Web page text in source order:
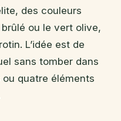
des couleurs
ou le vert olive,
L’idée est de
sans tomber dans
quatre éléments